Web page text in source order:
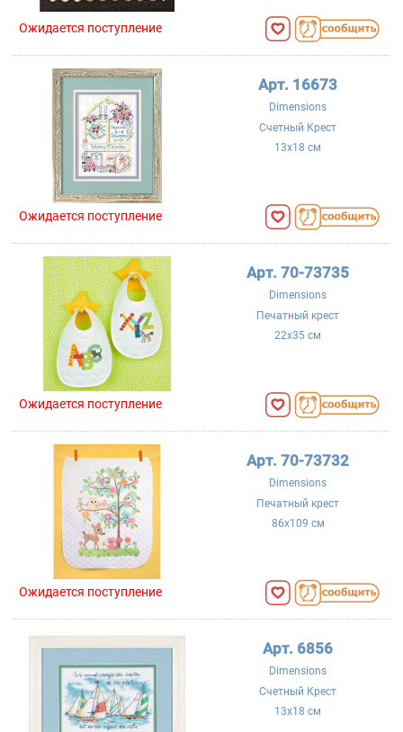
Ожидается поступление
Арт. 16673
Dimensions
Счетный Крест
13x18 см
Ожидается поступление
Арт. 70-73735
Dimensions
Печатный крест
22x35 см
Ожидается поступление
Арт. 70-73732
Dimensions
Печатный крест
86x109 см
Ожидается поступление
Арт. 6856
Dimensions
Счетный Крест
13x18 см